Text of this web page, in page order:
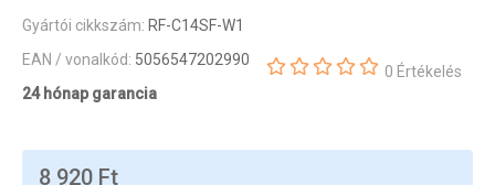
Gyártói cikkszám: RF-C14SF-W1
EAN / vonalkód: 5056547202990
24 hónap garancia
0 Értékelés
8 920 Ft